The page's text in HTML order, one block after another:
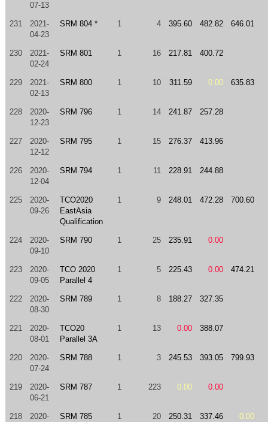
07-13
231
2021-
04-23
SRM 804 * 1 4 395.60 482.82 646.01
230
2021-
02-24
SRM 801 1 16 217.81 400.72
229
2021-
02-13
SRM 800 1 10 311.59 0.00 635.83
228
2020-
12-23
SRM 796 1 14 241.87 257.28
227
2020-
12-12
SRM 795 1 15 276.37 413.96
226
2020-
12-04
SRM 794 1 11 228.91 244.88
225
2020-
09-26
TCO2020
EastAsia
Qualification
1 9 248.01 472.28 700.60
224
2020-
09-10
SRM 790 1 25 235.91 0.00
223
2020-
09-05
TCO 2020
Parallel 4
1 5 225.43 0.00 474.21
222
2020-
08-30
SRM 789 1 8 188.27 327.35
221
2020-
08-01
TCO20
Parallel 3A
1 13 0.00 388.07
220
2020-
07-24
SRM 788 1 3 245.53 393.05 799.93
219
2020-
06-21
SRM 787 1 223 0.00 0.00
218
2020-
SRM 785 1 20 250.31 337.46 0.00